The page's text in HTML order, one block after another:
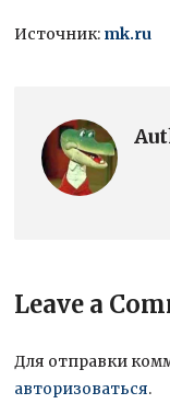
Источник: mk.ru
Leave a
Для отправки
авторизоваться.